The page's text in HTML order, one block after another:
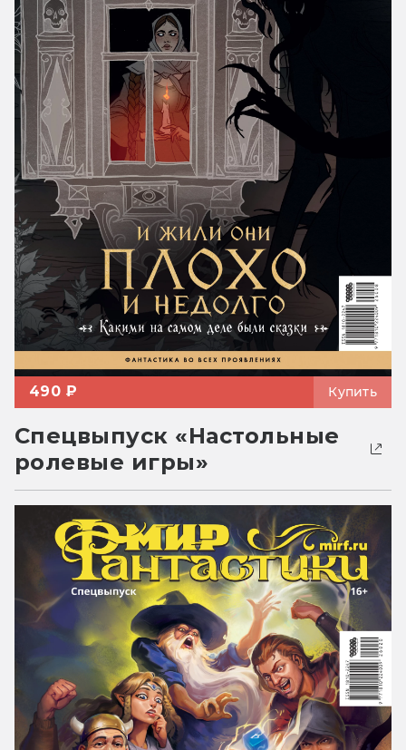
490 ₽ Купить
Спецвыпуск «Настольные
ролевые игры»